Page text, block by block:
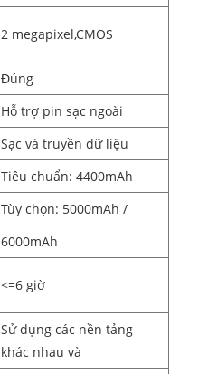
2 megapixel,CMOS
Đúng
Hỗ trợ pin sạc ngoài
Sạc và truyền dữ liệu
Tiêu chuẩn: 4400mAh
Tùy chọn: 5000mAh /
6000mAh
<=6 giờ
Sử dụng các nền tảng
khác nhau và